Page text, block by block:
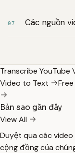
07 Các nguồn
Transcribe YouTube
Video to Text
Bản sao gần đây
View All
Duyệt qua các
cộng đồng của